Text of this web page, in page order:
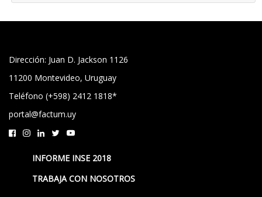
Dirección: Juan D. Jackson 1126
11200 Montevideo, Uruguay
Teléfono (+598) 2412 1818*
portal@factum.uy
INFORME INSE 2018
TRABAJA CON NOSOTROS